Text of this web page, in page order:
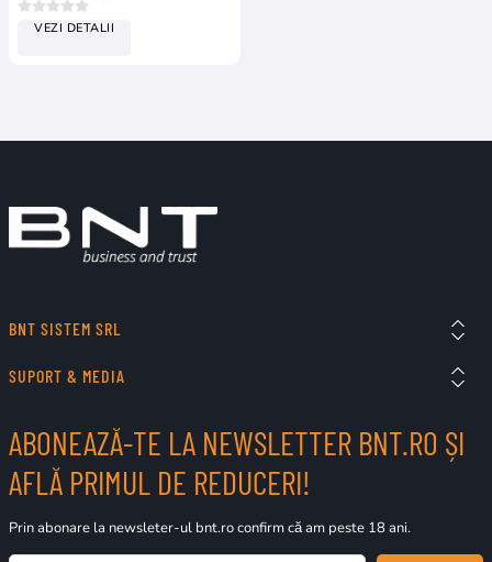
VEZI DETALII
BNT SISTEM SRL
SUPORT & MEDIA
ABONEAZĂ-TE LA NEWSLETTER BNT.RO ȘI
AFLĂ PRIMUL DE REDUCERI!
Prin abonare la newsleter-ul bnt.ro confirm că am peste 18 ani.